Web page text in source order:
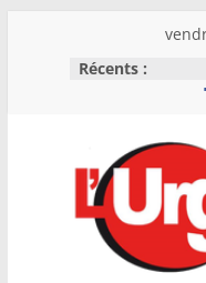
Récents :